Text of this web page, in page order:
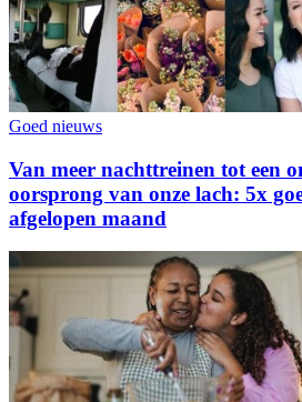
Goed nieuws
Van meer nachttreinen tot een
oorsprong van onze lach: 5x
afgelopen maand